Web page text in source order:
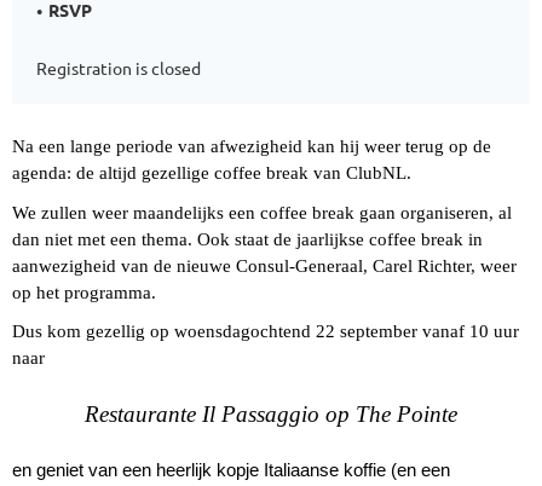
RSVP
Registration is closed
Na een lange periode van afwezigheid kan hij weer terug op de
agenda: de altijd gezellige coffee break van ClubNL.
We zullen weer maandelijks een coffee break gaan organiseren, al
dan niet met een thema. Ook staat de jaarlijkse coffee break in
aanwezigheid van de nieuwe Consul-Generaal, Carel Richter, weer
op het programma.
Dus kom gezellig op woensdagochtend 22 september vanaf 10 uur
naar
Restaurante Il Passaggio op The Pointe
en geniet van een heerlijk kopje Italiaanse koffie (en een